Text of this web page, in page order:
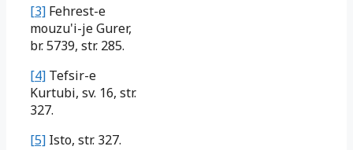
[3] Fehrest-e
mouzu'i-je Gurer,
br. 5739, str. 285.
[4] Tefsir-e
Kurtubi, sv. 16, str.
327.
[5] Isto, str. 327.